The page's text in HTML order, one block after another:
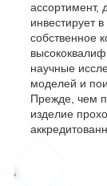
ассортимент,
инвестирует
собственное
научные
моделей и
Прежде, чем
изделие